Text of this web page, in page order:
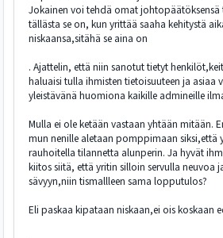
Jokainen voi tehdä omat johtopäätöksensä
tällästa se on, kun yrittää saaha kehitystä
niskaansa,sitähä se aina on
. Ajattelin, että niin sanotut tietyt
haluaisi tulla ihmisten tietoisuuteen ja asiaa
yleistävänä huomiona kaikille admineille
Mulla ei ole ketään vastaan yhtään mitään.
mun nenille aletaan pomppimaan siksi,että
rauhoitella tilannetta alunperin. Ja hyvät
kiitos siitä, että yritin silloin servulla neuvoa
sävyyn,niin tismallleen sama lopputulos?
Eli paskaa kipataan niskaan,ei ois koskaan